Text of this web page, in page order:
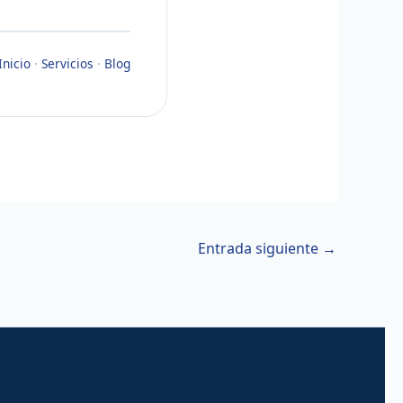
· Servicios · Blog
Entrada siguiente →